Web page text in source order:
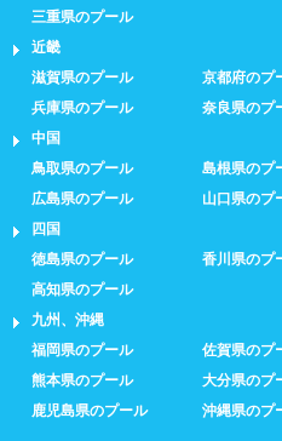
三重県のプール
近畿
滋賀県のプール
京都府のプ
兵庫県のプール
奈良県のプ
中国
鳥取県のプール
島根県のプ
広島県のプール
山口県のプ
四国
徳島県のプール
香川県のプ
高知県のプール
九州、沖縄
福岡県のプール
佐賀県のプ
熊本県のプール
大分県のプ
鹿児島県のプール
沖縄県のプ